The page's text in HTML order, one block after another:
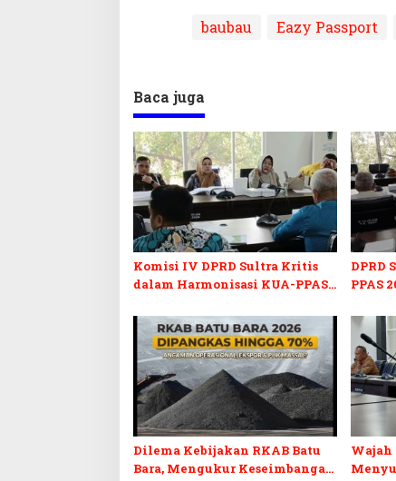
baubau
Eazy Passport
Baca juga
Komisi IV DPRD Sultra Kritis
dalam Harmonisasi KUA-PPAS
DPRD
PPAS
Dilema Kebijakan RKAB Batu
Bara, Mengukur Keseimbangan
Wajah